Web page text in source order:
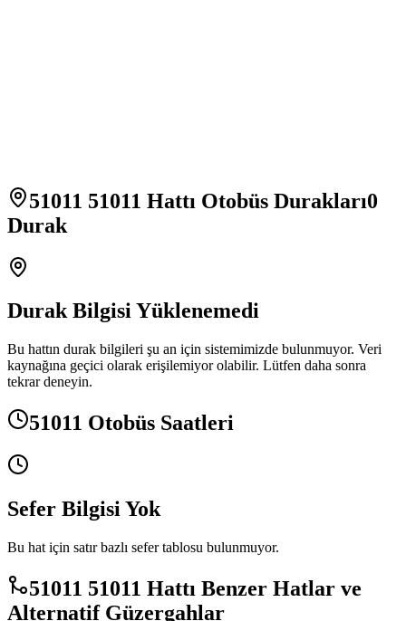
51011 51011 Hattı Otobüs Durakları0
Durak
Durak Bilgisi Yüklenemedi
Bu hattın durak bilgileri şu an için sistemimizde bulunmuyor. Veri
kaynağına geçici olarak erişilemiyor olabilir. Lütfen daha sonra
tekrar deneyin.
51011 Otobüs Saatleri
Sefer Bilgisi Yok
Bu hat için satır bazlı sefer tablosu bulunmuyor.
51011 51011 Hattı Benzer Hatlar ve
Alternatif Güzergahlar